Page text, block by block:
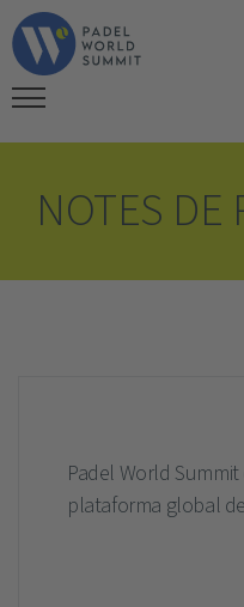
NOTES DE
Padel World
plataforma global